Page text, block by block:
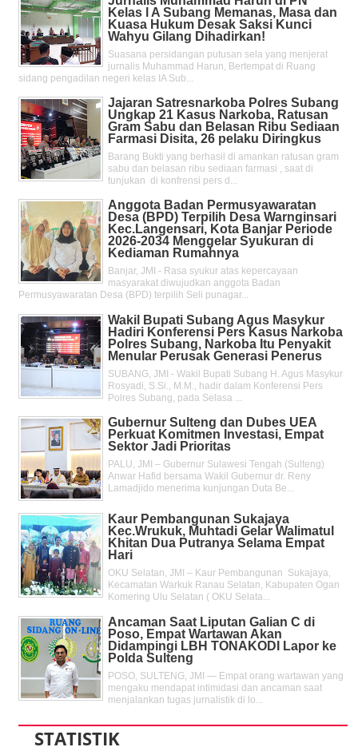
Kelas l A Subang Memanas, Masa dan
Kuasa Hukum Desak Saksi Kunci
Wahyu Gilang Dihadirkan!
Suasana persidangan putusan sela yang menjerat
jurnalis Muhammad Harun, Bertempat di Ruang
sidang pengadilan negeri kelas IA Sub...
Jajaran Satresnarkoba Polres Subang
Ungkap 21 Kasus Narkoba, Ratusan
Gram Sabu dan Belasan Ribu Sediaan
Farmasi Disita, 26 pelaku Diringkus
Barang Bukti yang berhasil di amankan ratusan gram
sabu dan belasan ribu sediaan farmasi , saat di
tunjukan di konfrensi pers d...
Anggota Badan Permusyawaratan
Desa (BPD) Terpilih Desa Warnginsari
Kec.Langensari, Kota Banjar Periode
2026-2034 Menggelar Syukuran di
Kediaman Rumahnya
Banjar, JMI - Rasa syukur atas kepercayaan
masyarakat diwujudkan anggota Badan
Permusyawaratan Desa (BPD) terpilih Seli punagar...
Wakil Bupati Subang Agus Masykur
Hadiri Konferensi Pers Kasus Narkoba
Polres Subang, Narkoba Itu Penyakit
Menular Perusak Generasi Penerus
SUBANG, JMI - Wakil Bupati Subang H. Agus Masykur
Rosyadi, S.Si., M.M., hadir dalam Konferensi Pers
Polres Subang, pada Selasa ...
Gubernur Sulteng dan Dubes UEA
Perkuat Komitmen Investasi, Empat
Sektor Jadi Prioritas
PALU, JMI – Gubernur Sulawesi Tengah (Sulteng)
Anwar Hafid bersama Wakil Gubernur dr. Reny
Lamadjido menerima kunjungan Duta Be...
Kaur Pembangunan Sukajaya
Kec.Wrukuk, Muhtadi Gelar Walimatul
Khitan Dua Putranya Selama Empat
Hari
OKU Selatan, JMI – Kaur Pembangunan Sukajaya,
Kecamatan Warkuk Ranau Selatan, Kabupaten Ogan
Komering Ulu Selatan ( OKU Selata...
Ancaman Saat Liputan Galian C di
Poso, Empat Wartawan Akan
Didampingi LBH TONAKODI Lapor ke
Polda Sulteng
POSO, SULTENG, JMI — Empat orang wartawan yang
mengaku mendapat intimidasi dan ancaman saat
menjalankan tugas jurnalistik di lo...
STATISTIK